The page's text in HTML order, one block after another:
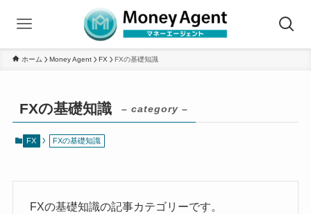
ホーム Money Agent FX FXの基礎知識
FXの基礎知識 – category –
FX FXの基礎知識
FXの基礎知識の記事カテゴリーです。